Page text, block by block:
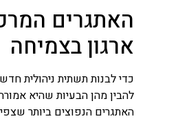
האתגרים
ארגון בצמיחה
כדי לבנות תשתית ניהולית
להבין מהן הבעיות שהיא
האתגרים הנפוצים ביותר